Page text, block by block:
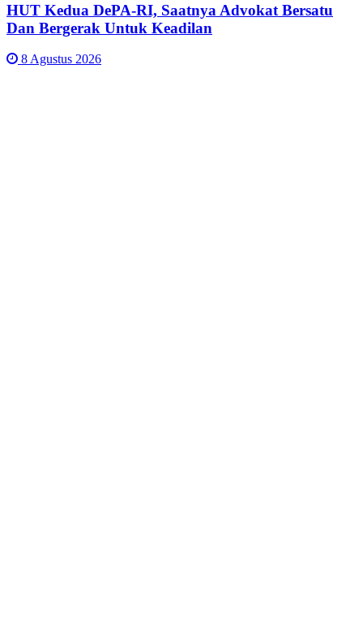
HUT Kedua DePA-RI, Saatnya Advokat Bersatu
Dan Bergerak Untuk Keadilan
8 Agustus 2026